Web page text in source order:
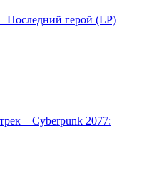
Последний герой (LP)
– Cyberpunk 2077: